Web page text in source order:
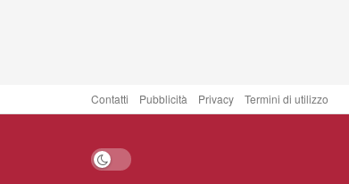
Contatti Pubblicità Privacy Termini di utilizzo